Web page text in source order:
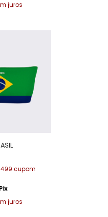
juros
cupom
Pix
juros